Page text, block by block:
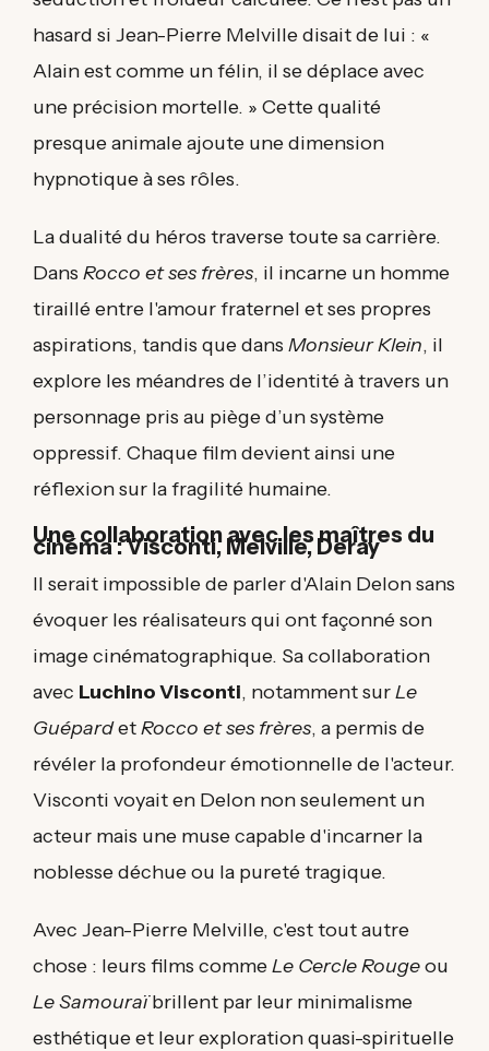
hasard si Jean-Pierre Melville disait de lui : «
Alain est comme un félin, il se déplace avec
une précision mortelle. » Cette qualité
presque animale ajoute une dimension
hypnotique à ses rôles.
La dualité du héros traverse toute sa carrière.
Dans Rocco et ses frères, il incarne un homme
tiraillé entre l'amour fraternel et ses propres
aspirations, tandis que dans Monsieur Klein, il
explore les méandres de l’identité à travers un
personnage pris au piège d’un système
oppressif. Chaque film devient ainsi une
réflexion sur la fragilité humaine.
Une collaboration avec les maîtres du
cinéma : Visconti, Melville, Deray
Il serait impossible de parler d'Alain Delon sans
évoquer les réalisateurs qui ont façonné son
image cinématographique. Sa collaboration
avec Luchino Visconti, notamment surLe
GuépardetRocco et ses frères, a permis de
révéler la profondeur émotionnelle de l'acteur.
Visconti voyait en Delon non seulement un
acteur mais une muse capable d'incarner la
noblesse déchue ou la pureté tragique.
Avec Jean-Pierre Melville, c'est tout autre
chose : leurs films commeLe Cercle Rougeou
Le Samouraïbrillent par leur minimalisme
esthétique et leur exploration quasi-spirituelle